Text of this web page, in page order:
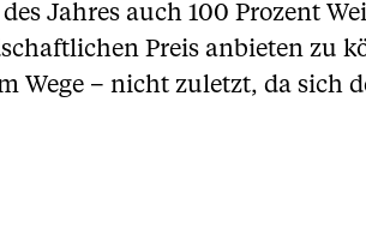
Jahres auch 100 Prozent
Preis anbieten zu
Wege – nicht zuletzt, da sich